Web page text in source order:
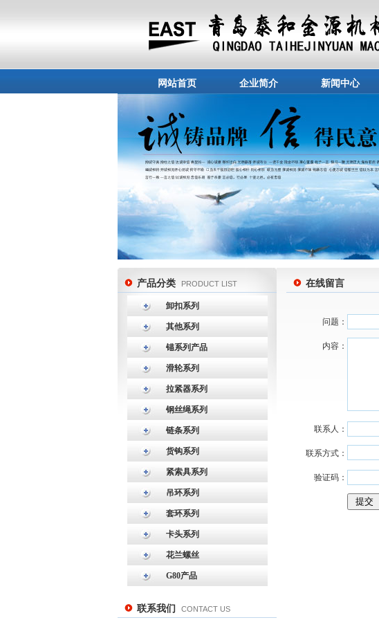
网站首页 企业简介 新闻中心
在线留言
问题：
内容：
联系人：
联系方式：
验证码：
产品分类 PRODUCT LIST
卸扣系列
其他系列
锚系列产品
滑轮系列
拉紧器系列
钢丝绳系列
链条系列
货钩系列
紧索具系列
吊环系列
套环系列
卡头系列
花兰螺丝
G80产品
联系我们 CONTACT US